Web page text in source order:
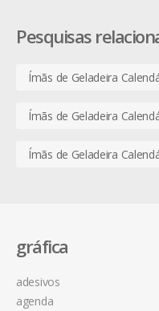
Pesquisas
Ímãs de Geladeira
Ímãs de Geladeira
Ímãs de Geladeira
gráfica
adesivos
agenda